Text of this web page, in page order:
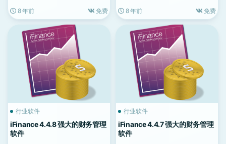
8 年前 免费 8 年前 免费
行业软件
iFinance 4.4.8 强大的财务管理
软件
行业软件
iFinance 4.4.7 强大的财务管理
软件